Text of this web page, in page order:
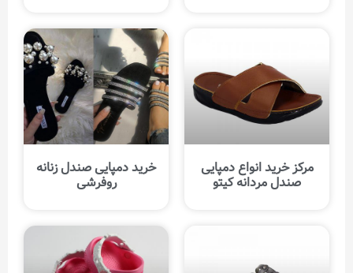
مرکز خرید انواع دمپایی
صندل مردانه کیتو
خرید دمپایی صندل زنانه
روفرشی